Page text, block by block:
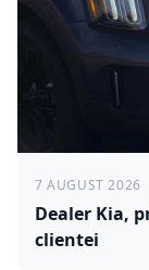
7 AUGUST 2026
Dealer Kia,
clientei